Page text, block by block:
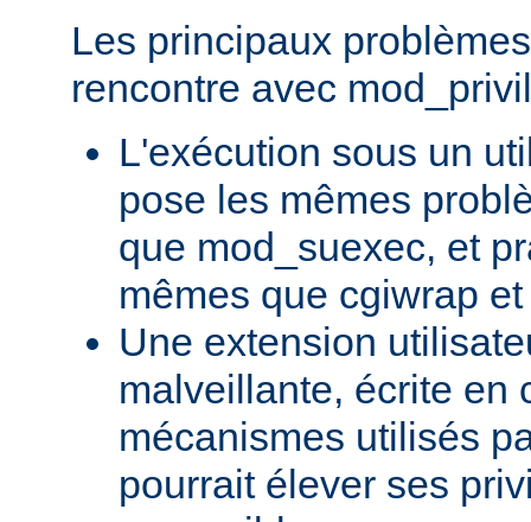
Les principaux
rencontre avec
L'exécution sous un
pose les mêmes
que mod_suexec, et
mêmes que cgiwrap
Une extension
malveillante, écrite en
mécanismes utilisés
pourrait élever ses